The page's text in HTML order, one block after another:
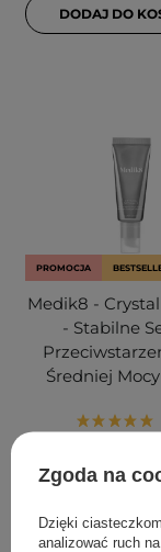
DODAJ DO
PROMOCJA
Medik8 -
- Stabilne
Średniej
167,40 zł
DODAJ DO
Zgoda na
Dzięki
analizować ruch